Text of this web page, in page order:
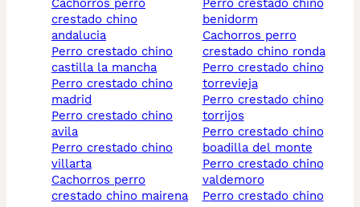
cachorros perro
crestado chino
andalucia
perro crestado chino
castilla la mancha
perro crestado chino
madrid
perro crestado chino
avila
perro crestado chino
villarta
cachorros perro
crestado chino mairena
perro crestado chino
benidorm
cachorros perro
crestado chino ronda
perro crestado chino
torrevieja
perro crestado chino
torrijos
perro crestado chino
boadilla del monte
perro crestado chino
valdemoro
perro crestado chino